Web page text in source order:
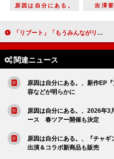
原因は自分にある。
吉澤
「リブート」「もうみんながリブートしていそうな気がする」「シュークリームが食べたくなる」
関連ニュース
原因は自分にある。、新作EP
容などが明らかに
原因は自分にある。、2026年3
ース 春ツアー開催も決定
原因は自分にある。、『チャギ
出演＆コラボ新商品も販売